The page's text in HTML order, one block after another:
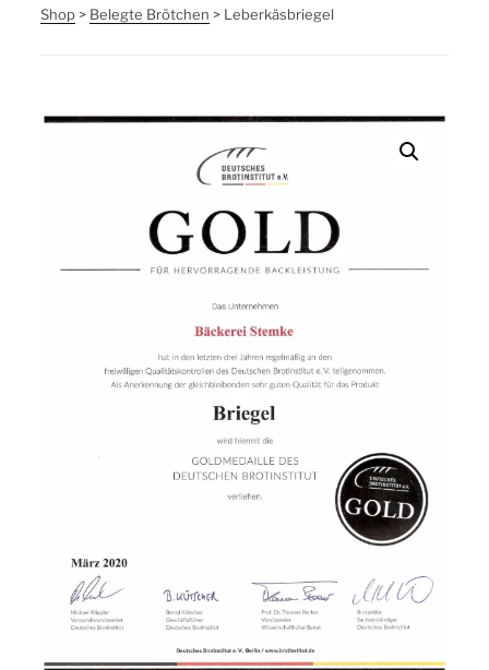
Shop > Belegte Brötchen > Leberkäsbriegel